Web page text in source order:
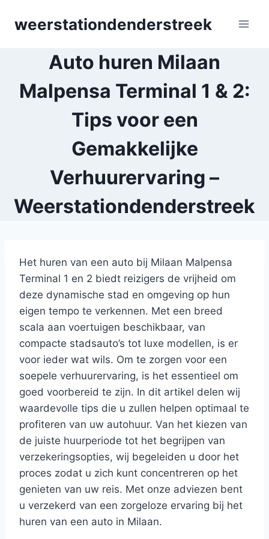
weerstationdenderstreek
Auto huren Milaan
Malpensa Terminal 1 & 2:
Tips voor een
Gemakkelijke
Verhuurervaring –
Weerstationdenderstreek
Het huren van een auto bij Milaan Malpensa
Terminal 1 en 2 biedt reizigers de vrijheid om
deze dynamische stad en omgeving op hun
eigen tempo te verkennen. Met een breed
scala aan voertuigen beschikbaar, van
compacte stadsauto’s tot luxe modellen, is er
voor ieder wat wils. Om te zorgen voor een
soepele verhuurervaring, is het essentieel om
goed voorbereid te zijn. In dit artikel delen wij
waardevolle tips die u zullen helpen optimaal te
profiteren van uw autohuur. Van het kiezen van
de juiste huurperiode tot het begrijpen van
verzekeringsopties, wij begeleiden u door het
proces zodat u zich kunt concentreren op het
genieten van uw reis. Met onze adviezen bent
u verzekerd van een zorgeloze ervaring bij het
huren van een auto in Milaan.